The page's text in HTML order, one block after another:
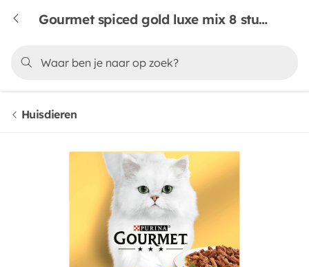
Gourmet spiced gold luxe mix 8 stuks
Huisdieren